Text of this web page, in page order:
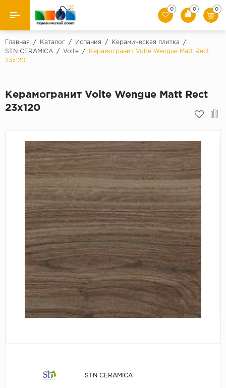
Назад
Производители
Керамогранит
Искусственный камень
Клинкер
0 0 0
Главная / Каталог / Испания / Керамическая плитка
/
STN CERAMICA
/ Volte /
Керамогранит Volte Wengue Matt Rect
23x120
Керамогранит Volte Wengue Matt Rect
23x120
STN CERAMICA